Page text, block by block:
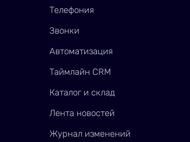
Телефония
Звонки
Автоматизация
Таймлайн CRM
Каталог и склад
Лента новостей
Журнал изменений